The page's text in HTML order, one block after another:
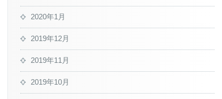
2020年1月
2019年12月
2019年11月
2019年10月